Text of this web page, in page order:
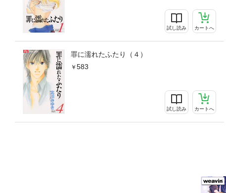
試し読み カートへ
罪に濡れたふたり（４）
583
試し読み カートへ